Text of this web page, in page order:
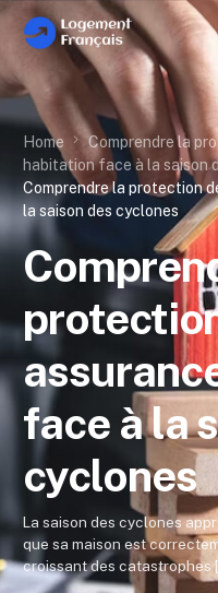
Home
Comprendre la
habitation face à la saison
Comprendre la protection
la saison des cyclones
face à la
cyclones
La saison des cyclones
que sa maison est
croissant des catastrophes